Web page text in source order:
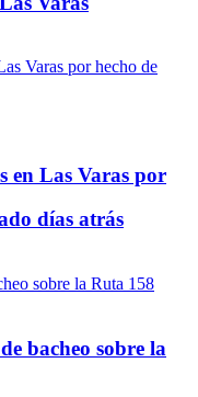
en Las Varas por
días atrás
bacheo sobre la